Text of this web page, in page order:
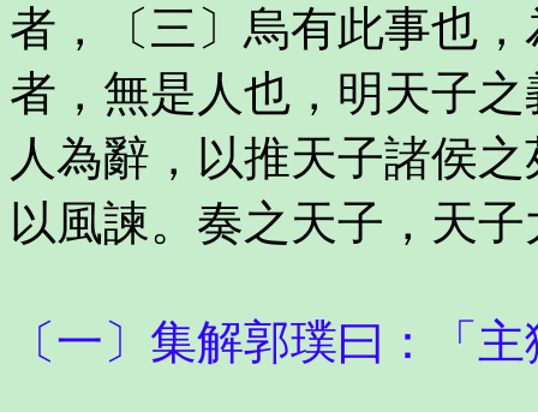
者，〔三〕烏有此事也
者，無是人也，明天子
人為辭，以推天子諸侯
以風諫。奏之天子，天
〔一〕集解郭璞曰：「